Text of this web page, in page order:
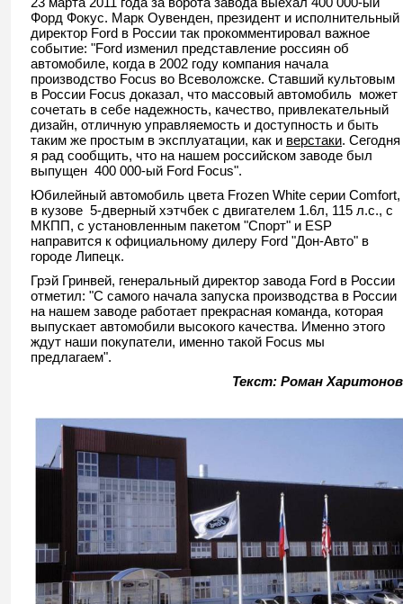
Форд Фокус. Марк Оувенден, президент и исполнительный
директор Ford в России так прокомментировал важное
событие: "Ford изменил представление россиян об
автомобиле, когда в 2002 году компания начала
производство Focus во Всеволожске. Ставший культовым
в России Focus доказал, что массовый автомобиль может
сочетать в себе надежность, качество, привлекательный
дизайн, отличную управляемость и доступность и быть
таким же простым в эксплуатации, как и верстаки. Сегодня
я рад сообщить, что на нашем российском заводе был
выпущен 400 000-ый Ford Focus".
Юбилейный автомобиль цвета Frozen White серии Comfort,
в кузове 5-дверный хэтчбек с двигателем 1.6л, 115 л.с., с
МКПП, с установленным пакетом "Спорт" и ESP
направится к официальному дилеру Ford "Дон-Авто" в
городе Липецк.
Грэй Гринвей, генеральный директор завода Ford в России
отметил: "С самого начала запуска производства в России
на нашем заводе работает прекрасная команда, которая
выпускает автомобили высокого качества. Именно этого
ждут наши покупатели, именно такой Focus мы
предлагаем".
Текст: Роман Харитонов